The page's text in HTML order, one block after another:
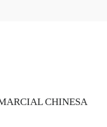
CHINESA